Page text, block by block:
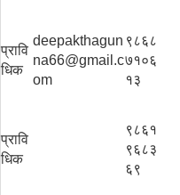
प्रावि
धिक
deepakthagun
na66@gmail.c
om
९८६८
७१०६
१३
प्रावि
धिक
९८६१
९६८३
६९